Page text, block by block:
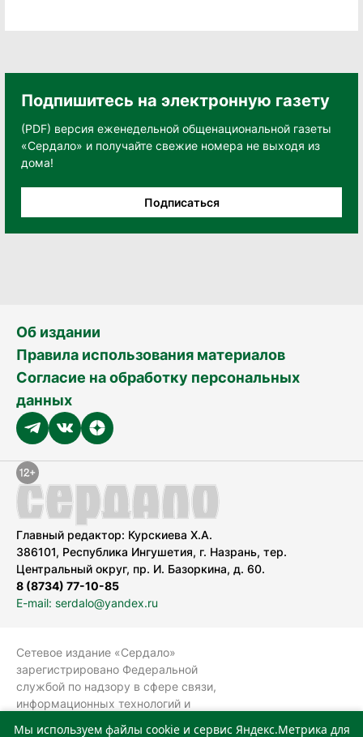
Подпишитесь на электронную газету
(PDF) версия еженедельной общенациональной газеты
«Сердало» и получайте свежие номера не выходя из
дома!
Подписаться
Об издании
Правила использования материалов
Согласие на обработку персональных
данных
Главный редактор: Курскиева Х.А.
386101, Республика Ингушетия, г. Назрань, тер.
Центральный округ, пр. И. Базоркина, д. 60.
8 (8734) 77-10-85
E-mail: serdalo@yandex.ru
Сетевое издание «Сердало»
зарегистрировано Федеральной
службой по надзору в сфере связи,
информационных технологий и
Мы используем файлы cookie и сервис Яндекс.Метрика для